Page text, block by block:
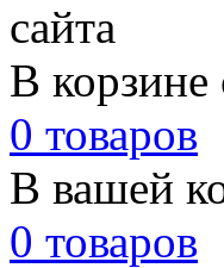
сайта
В корзине
0 товаров
В вашей
0 товаров